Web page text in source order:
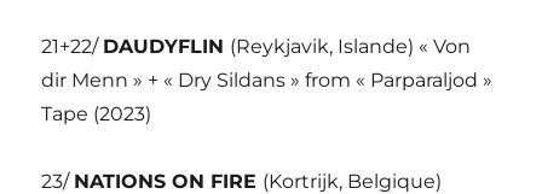
21+22/ DAUDYFLIN (Reykjavik, Islande) « Von
dir Menn » + « Dry Sildans » from « Parparaljod »
Tape (2023)
23/ NATIONS ON FIRE (Kortrijk, Belgique)